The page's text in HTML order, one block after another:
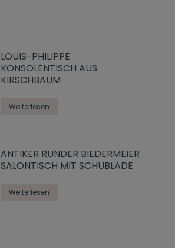
LOUIS-PHILIPPE
KONSOLENTISCH AUS
KIRSCHBAUM
Weiterlesen
ANTIKER RUNDER BIEDERMEIER
SALONTISCH MIT SCHUBLADE
Weiterlesen